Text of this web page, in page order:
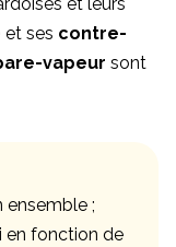
et ses contre-
vapeur sont
;
en fonction de